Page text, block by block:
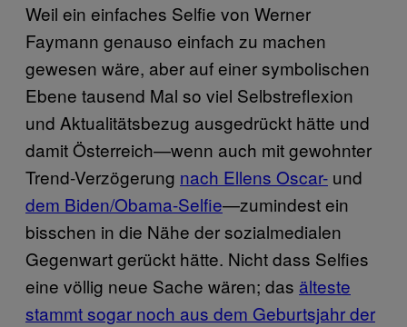
Weil ein einfaches Selfie von Werner
Faymann genauso einfach zu machen
gewesen wäre, aber auf einer symbolischen
Ebene tausend Mal so viel Selbstreflexion
und Aktualitätsbezug ausgedrückt hätte und
damit Österreich—wenn auch mit gewohnter
Trend-Verzögerung nach Ellens Oscar- und
dem Biden/Obama-Selfie—zumindest ein
bisschen in die Nähe der sozialmedialen
Gegenwart gerückt hätte. Nicht dass Selfies
eine völlig neue Sache wären; das älteste
stammt sogar noch aus dem Geburtsjahr der